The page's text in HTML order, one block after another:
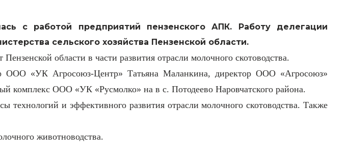
с работой предприятий пензенского АПК. Работу делегации
сельского хозяйства Пензенской области.
области в части развития отрасли молочного скотоводства.
ООО «УК Агросоюз-Центр» Татьяна Маланкина, директор ООО «Агросоюз»
ООО «УК «Русмолко» на в с. Потодеево Наровчатского района.
технологий и эффективного развития отрасли молочного скотоводства. Также
животноводства.